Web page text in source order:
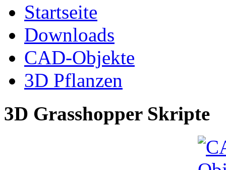
Startseite
Downloads
CAD-Objekte
3D Pflanzen
3D Grasshopper Skripte